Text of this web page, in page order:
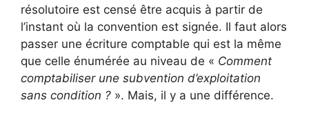
résolutoire est censé être acquis à partir de
l’instant où la convention est signée. Il faut alors
passer une écriture comptable qui est la même
que celle énumérée au niveau de « Comment
comptabiliser une subvention d’exploitation
sans condition ? ». Mais, il y a une différence.